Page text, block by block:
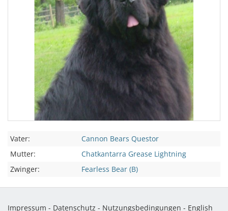
Vater:
Cannon Bears Questor
Mutter:
Chatkantarra Grease Lightning
Zwinger:
Fearless Bear (B)
Impressum - Datenschutz - Nutzungsbedingungen - English